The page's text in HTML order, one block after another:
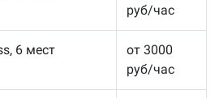
руб/час
6 мест
от 3000
руб/час